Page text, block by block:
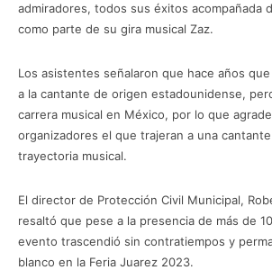
admiradores, todos sus éxitos acompañada
como parte de su gira musical Zaz.
Los asistentes señalaron que hace años
a la cantante de origen estadounidense,
carrera musical en México, por lo que
organizadores el que trajeran a una
trayectoria musical.
El director de Protección Civil Municipal,
resaltó que pese a la presencia de más de
evento trascendió sin contratiempos y
blanco en la Feria Juarez 2023.